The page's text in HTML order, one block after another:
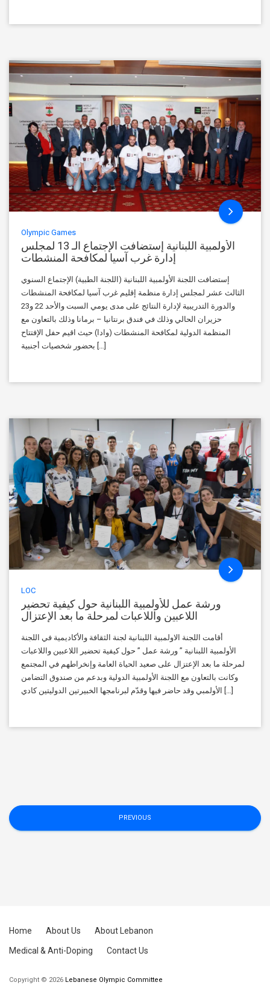
Olympic Games
الأولمبية اللبنانية إستضافت الإجتماع الـ 13 لمجلس
إدارة غرب آسيا لمكافحة المنشطات
إستضافت اللجنة الأولمبية اللبنانية (اللجنة الطبية) الإجتماع السنوي
الثالث عشر لمجلس إدارة منظمة إقليم غرب آسيا لمكافحة المنشطات
والدورة التدريبية لإدارة النتائج على مدى يومي السبت والأحد 22 و23
حزيران الحالي وذلك في فندق برنتانيا – برمانا وذلك بالتعاون مع
المنظمة الدولية لمكافحة المنشطات (وادا) حيث اقيم حفل الإفتتاح
LOC
ورشة عمل للأولمبية اللبنانية حول كيفية تحضير
اللاعبين واللاعبات لمرحلة ما بعد الإعتزال
أقامت اللجنة الاولمبية اللبنانية لجنة الثقافة والأكاديمية في اللجنة
الأولمبية اللبنانية ” ورشة عمل ” حول كيفية تحضير اللاعبين واللاعبات
لمرحلة ما بعد الإعتزال على صعيد الحياة العامة وإنخراطهم في المجتمع
وكانت بالتعاون مع اللجنة الأولمبية الدولية وبدعم من صندوق التضامن
Posts
navigation
PREVIOUS
Home About Us About Lebanon
Medical & Anti-Doping Contact Us
Copyright © 2026 Lebanese Olympic Committee